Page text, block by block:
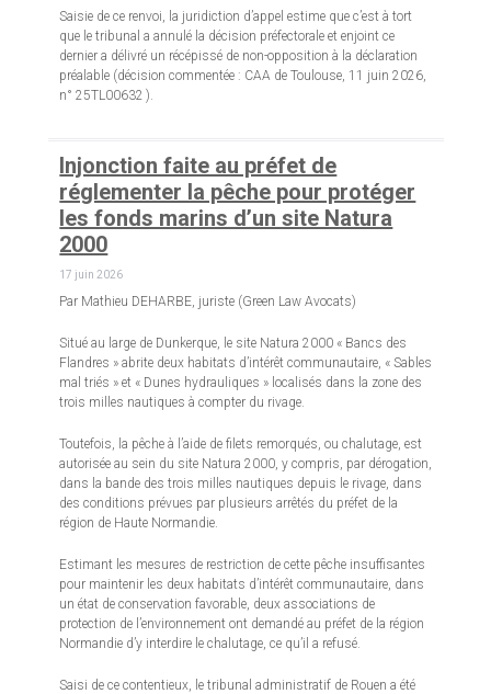
Saisie de ce renvoi, la juridiction d’appel estime que c’est à tort
que le tribunal a annulé la décision préfectorale et enjoint ce
dernier a délivré un récépissé de non-opposition à la déclaration
préalable (décision commentée : CAA de Toulouse, 11 juin 2026,
n° 25TL00632 ).
Injonction faite au préfet de
réglementer la pêche pour protéger
les fonds marins d’un site Natura
2000
17 juin 2026
Par Mathieu DEHARBE, juriste (Green Law Avocats)
Situé au large de Dunkerque, le site Natura 2000 « Bancs des
Flandres » abrite deux habitats d’intérêt communautaire, « Sables
mal triés » et « Dunes hydrauliques » localisés dans la zone des
trois milles nautiques à compter du rivage.
Toutefois, la pêche à l’aide de filets remorqués, ou chalutage, est
autorisée au sein du site Natura 2000, y compris, par dérogation,
dans la bande des trois milles nautiques depuis le rivage, dans
des conditions prévues par plusieurs arrêtés du préfet de la
région de Haute Normandie.
Estimant les mesures de restriction de cette pêche insuffisantes
pour maintenir les deux habitats d’intérêt communautaire, dans
un état de conservation favorable, deux associations de
protection de l’environnement ont demandé au préfet de la région
Normandie d’y interdire le chalutage, ce qu’il a refusé.
Saisi de ce contentieux, le tribunal administratif de Rouen a été